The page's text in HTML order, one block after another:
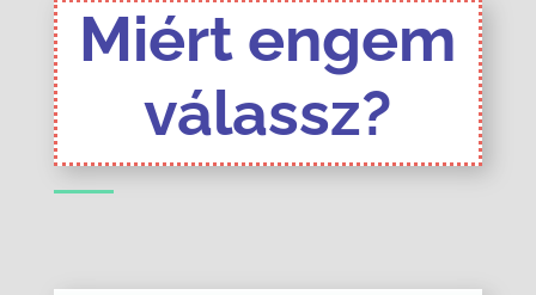
Miért engem
válassz?